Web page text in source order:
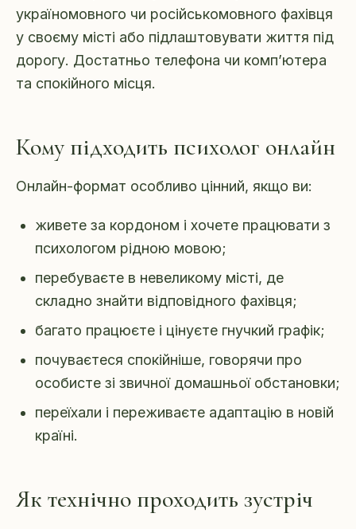
україномовного чи російськомовного фахівця
у своєму місті або підлаштовувати життя під
дорогу. Достатньо телефона чи комп’ютера
та спокійного місця.
Кому підходить психолог онлайн
Онлайн-формат особливо цінний, якщо ви:
живете за кордоном і хочете працювати з
психологом рідною мовою;
перебуваєте в невеликому місті, де
складно знайти відповідного фахівця;
багато працюєте і цінуєте гнучкий графік;
почуваєтеся спокійніше, говорячи про
особисте зі звичної домашньої обстановки;
переїхали і переживаєте адаптацію в новій
країні.
Як технічно проходить зустріч